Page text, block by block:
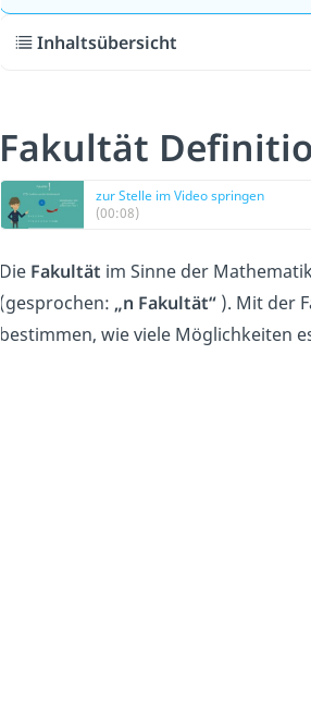
Inhaltsübersicht
Fakultät
zur Stelle im Video springen
(00:08)
Die Fakultät im Sinne der
(gesprochen: „n Fakultät“ ). Mit der
bestimmen, wie viele Möglichkeiten